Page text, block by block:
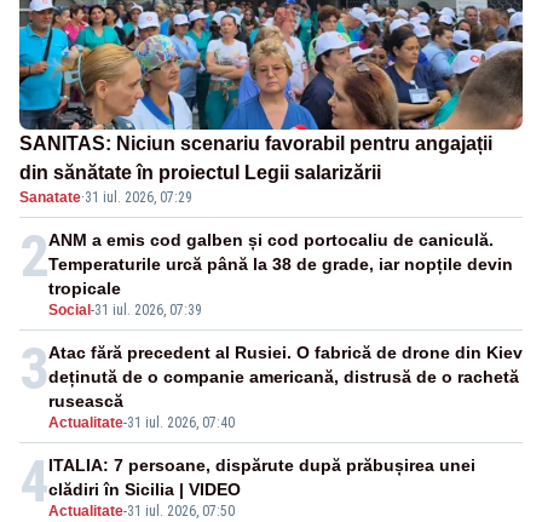
SANITAS: Niciun scenariu favorabil pentru angajații
din sănătate în proiectul Legii salarizării
Sanatate·31 iul. 2026, 07:29
2
Social -31 iul. 2026, 07:39
ANM a emis cod galben și cod portocaliu de caniculă.
Temperaturile urcă până la 38 de grade, iar nopțile devin
tropicale
3
Actualitate-31 iul. 2026, 07:40
Atac fără precedent al Rusiei. O fabrică de drone din Kiev
deținută de o companie americană, distrusă de o rachetă
rusească
4Actualitate-31 iul. 2026, 07:50
ITALIA: 7 persoane, dispărute după prăbușirea unei
clădiri în Sicilia | VIDEO